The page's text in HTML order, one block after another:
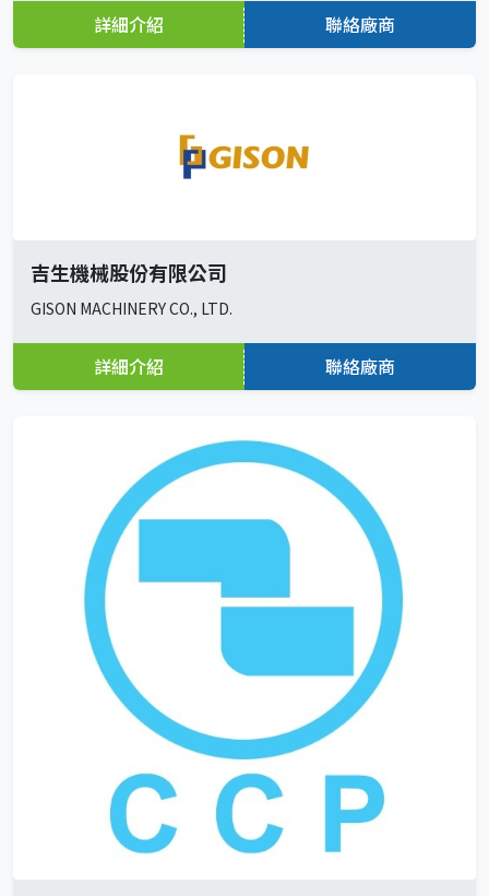
詳細介紹 聯絡廠商
吉生機械股份有限公司
GISON MACHINERY CO., LTD.
詳細介紹 聯絡廠商